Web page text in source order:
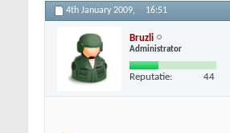
4th January 2009, 16:51
Bruzli
Administrator
Reputatie: 44